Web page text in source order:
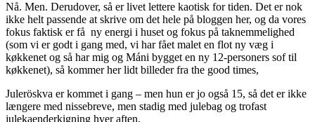
Nå. Men. Derudover, så er livet lettere kaotisk for tiden. Det er nok
ikke helt passende at skrive om det hele på bloggen her, og da vores
fokus faktisk er få ny energi i huset og fokus på taknemmelighed
(som vi er godt i gang med, vi har fået malet en flot ny væg i
køkkenet og så har mig og Máni bygget en ny 12-personers sof til
køkkenet), så kommer her lidt billeder fra the good times,
Juleröskva er kommet i gang – men hun er jo også 15, så det er ikke
længere med nissebreve, men stadig med julebag og trofast
julekaenderkigning hver aften.